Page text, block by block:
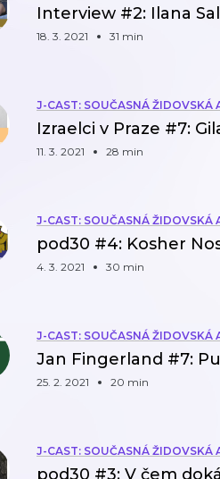
Interview #2: Ilana
18. 3. 2021 31 min
J-CAST: SOUČASNÁ ŽIDOVSKÁ
Izraelci v Praze #7:
11. 3. 2021 28 min
J-CAST: SOUČASNÁ ŽIDOVSKÁ
pod30 #4: Kosher
4. 3. 2021 30 min
J-CAST: SOUČASNÁ ŽIDOVSKÁ
Jan Fingerland #7:
25. 2. 2021 20 min
J-CAST: SOUČASNÁ ŽIDOVSKÁ
pod30 #3: V čem